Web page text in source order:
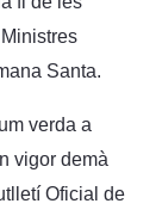
Santa.
verda a
vigor demà
Oficial de